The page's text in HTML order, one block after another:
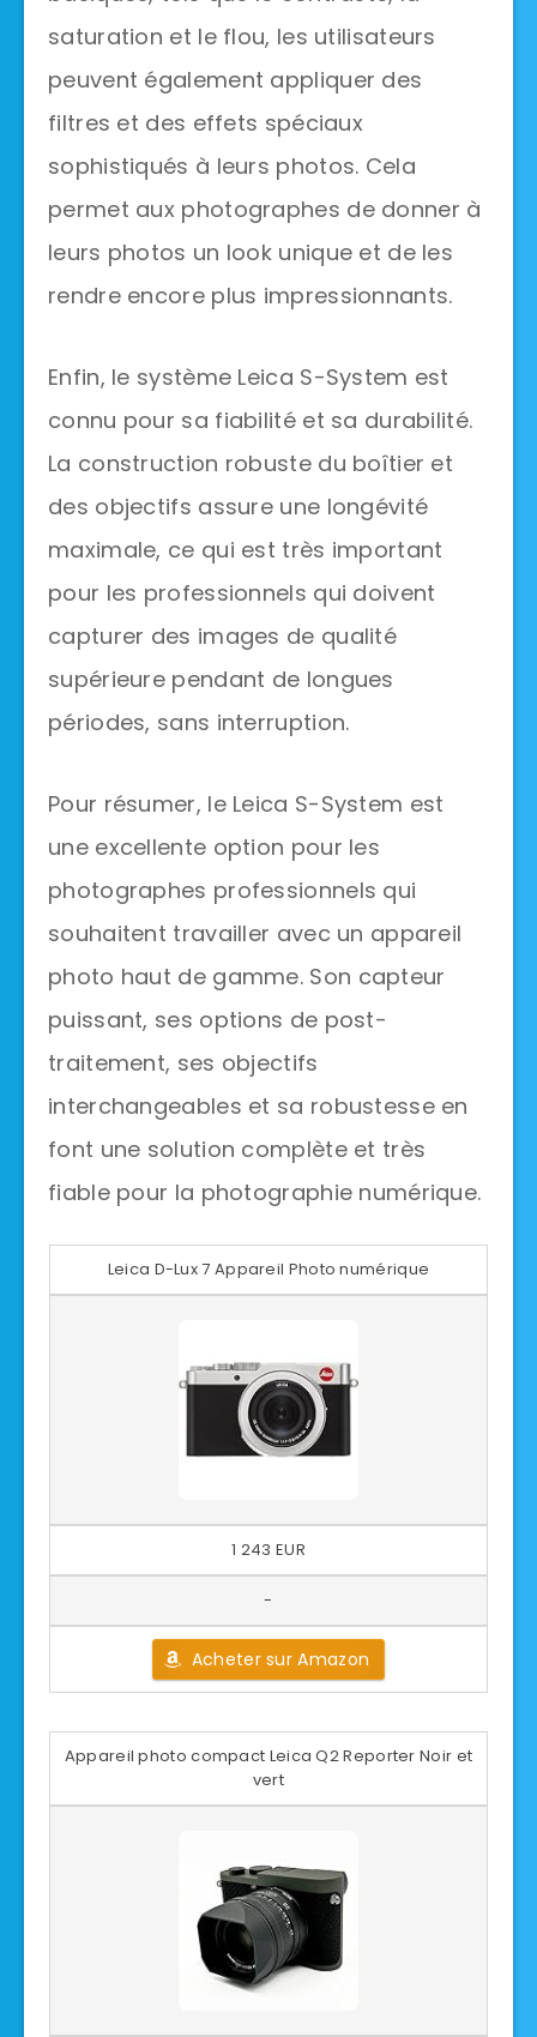
saturation et le flou, les utilisateurs
peuvent également appliquer des
filtres et des effets spéciaux
sophistiqués à leurs photos. Cela
permet aux photographes de donner à
leurs photos un look unique et de les
rendre encore plus impressionnants.
Enfin, le système Leica S-System est
connu pour sa fiabilité et sa durabilité.
La construction robuste du boîtier et
des objectifs assure une longévité
maximale, ce qui est très important
pour les professionnels qui doivent
capturer des images de qualité
supérieure pendant de longues
périodes, sans interruption.
Pour résumer, le Leica S-System est
une excellente option pour les
photographes professionnels qui
souhaitent travailler avec un appareil
photo haut de gamme. Son capteur
puissant, ses options de post-
traitement, ses objectifs
interchangeables et sa robustesse en
font une solution complète et très
fiable pour la photographie numérique.
Leica D-Lux 7 Appareil Photo numérique
1 243 EUR
-
Acheter sur Amazon
Appareil photo compact Leica Q2 Reporter Noir et
vert